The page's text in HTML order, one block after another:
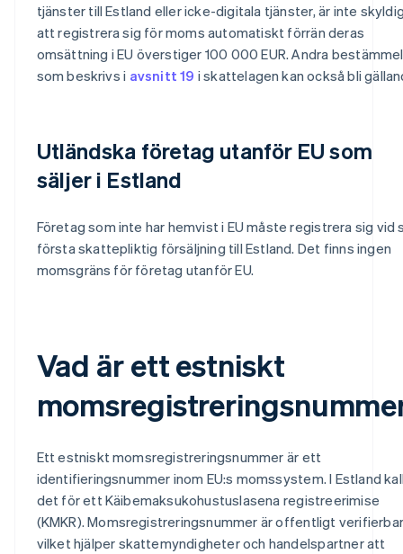
tjänster till Estland eller icke-digitala tjänster, är inte
att registrera sig för moms automatiskt förrän deras
omsättning i EU överstiger 100 000 EUR. Andra
som beskrivs i avsnitt 19 i skattelagen kan också bli
Utländska företag utanför EU som
säljer i Estland
Företag som inte har hemvist i EU måste registrera sig vid
första skattepliktig försäljning till Estland. Det finns ingen
momsgräns för företag utanför EU.
Vad är ett estniskt
Ett estniskt momsregistreringsnummer är ett
identifieringsnummer inom EU:s momssystem. I Estland
det för ett Käibemaksukohustuslasena registreerimise
(KMKR). Momsregistreringsnummer är offentligt
vilket hjälper skattemyndigheter och handelspartner att